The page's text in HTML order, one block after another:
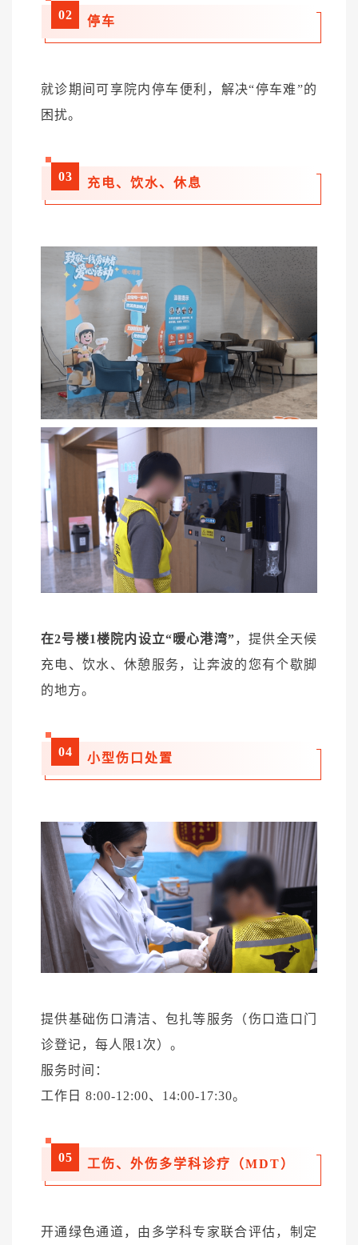
02 停车
就诊期间可享院内停车便利，解决“停车难”的
困扰。
03 充电、饮水、休息
在2号楼1楼院内设立“暖心港湾”，提供全天候
充电、饮水、休憩服务，让奔波的您有个歇脚
的地方。
04 小型伤口处置
提供基础伤口清洁、包扎等服务（伤口造口门
诊登记，每人限1次）。
服务时间：
工作日 8:00-12:00、14:00-17:30。
05 工伤、外伤多学科诊疗（MDT）
开通绿色通道，由多学科专家联合评估，制定